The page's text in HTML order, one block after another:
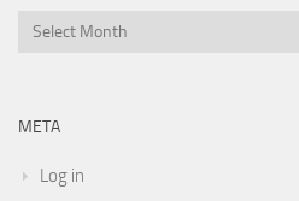
Archives
META
Log in